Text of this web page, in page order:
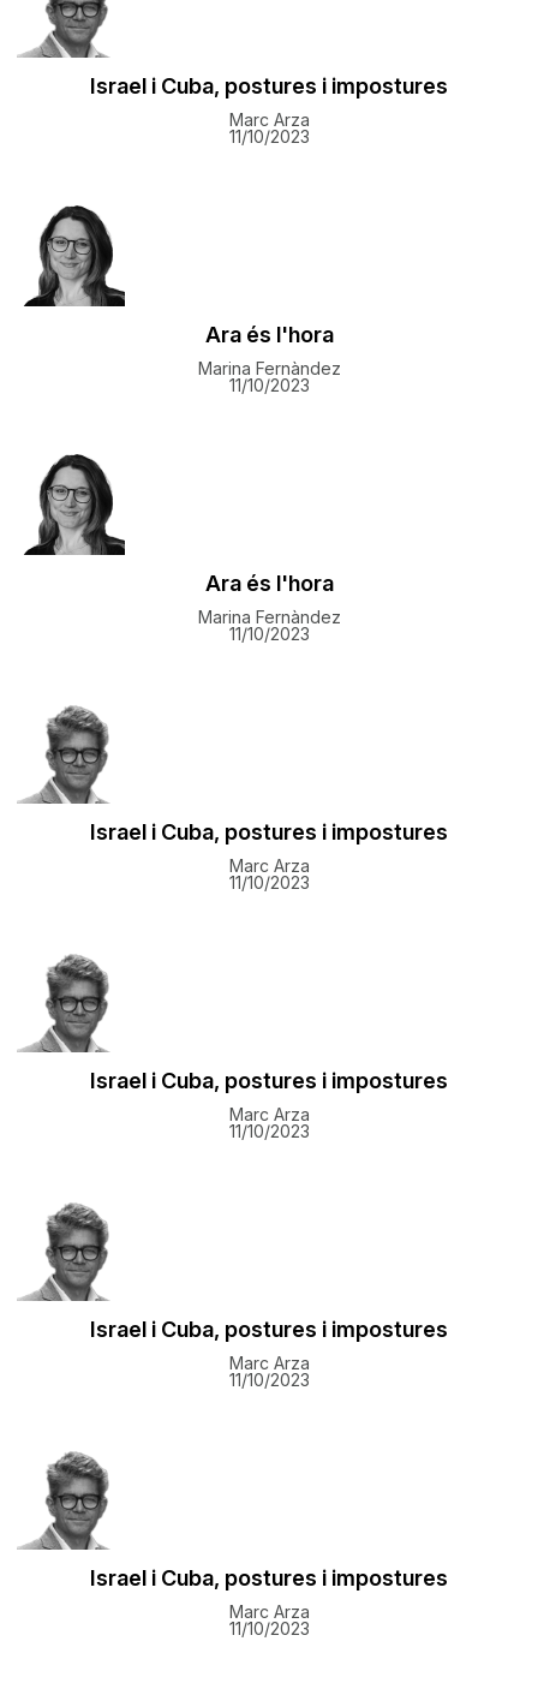
Israel i Cuba, postures i impostures
Marc Arza
11/10/2023
Ara és l'hora
Marina Fernàndez
11/10/2023
Ara és l'hora
Marina Fernàndez
11/10/2023
Israel i Cuba, postures i impostures
Marc Arza
11/10/2023
Israel i Cuba, postures i impostures
Marc Arza
11/10/2023
Israel i Cuba, postures i impostures
Marc Arza
11/10/2023
Israel i Cuba, postures i impostures
Marc Arza
11/10/2023